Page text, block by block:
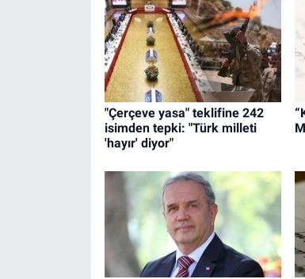
"Çerçeve yasa" teklifine 242
isimden tepki: "Türk milleti
'hayır' diyor"